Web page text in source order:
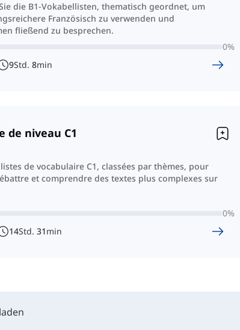
die B1-Vokabellisten, thematisch geordnet, um
Französisch zu verwenden und
fließend zu besprechen.
0%
9Std. 8min
de niveau C1
de vocabulaire C1, classées par thèmes, pour
et comprendre des textes plus complexes sur
0%
14Std. 31min